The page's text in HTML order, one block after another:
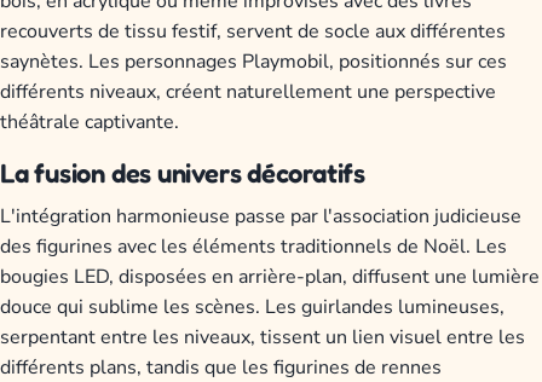
recouverts de tissu festif, servent de socle aux différentes
saynètes. Les personnages Playmobil, positionnés sur ces
différents niveaux, créent naturellement une perspective
théâtrale captivante.
La fusion des univers décoratifs
L'intégration harmonieuse passe par l'association judicieuse
des figurines avec les éléments traditionnels de Noël. Les
bougies LED, disposées en arrière-plan, diffusent une lumière
douce qui sublime les scènes. Les guirlandes lumineuses,
serpentant entre les niveaux, tissent un lien visuel entre les
différents plans, tandis que les figurines de rennes